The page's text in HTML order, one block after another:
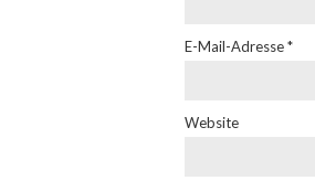
E-Mail-Adresse*
Website